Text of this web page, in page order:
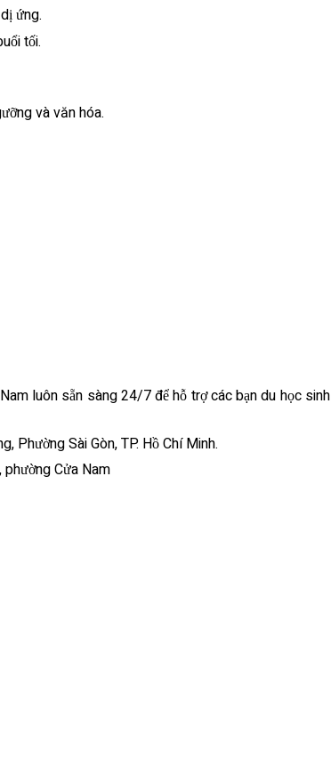
ứng.
tối.
và văn hóa.
luôn sẵn sàng 24/7 để hỗ trợ các bạn du học sinh
Phường Sài Gòn, TP. Hồ Chí Minh.
Cửa Nam